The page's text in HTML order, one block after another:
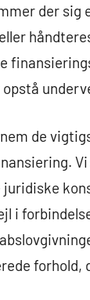
der
de
i
forhold,